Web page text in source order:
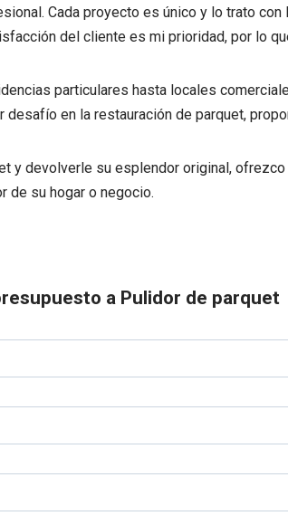
Cada proyecto es único y lo trato
del cliente es mi prioridad, por lo
particulares hasta locales
en la restauración de parquet,
y devolverle su esplendor original,
de su hogar o negocio.
a Pulidor de parquet